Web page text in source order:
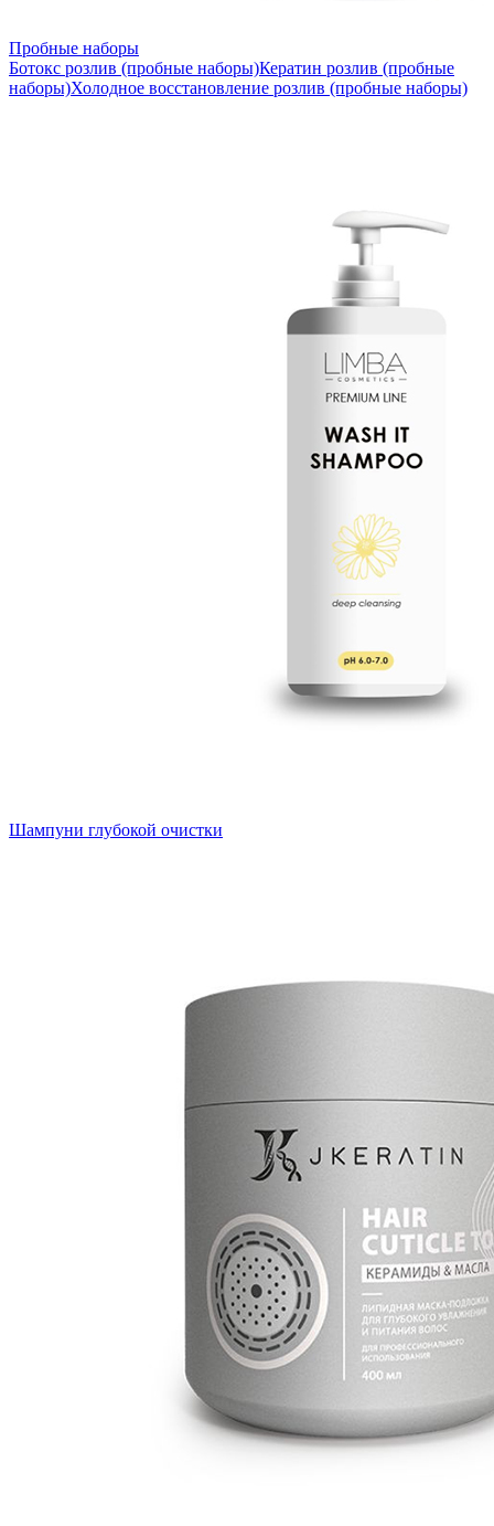
Пробные наборы
Ботокс розлив (пробные наборы)Кератин розлив (пробные
наборы)Холодное восстановление розлив (пробные наборы)
Шампуни глубокой очистки